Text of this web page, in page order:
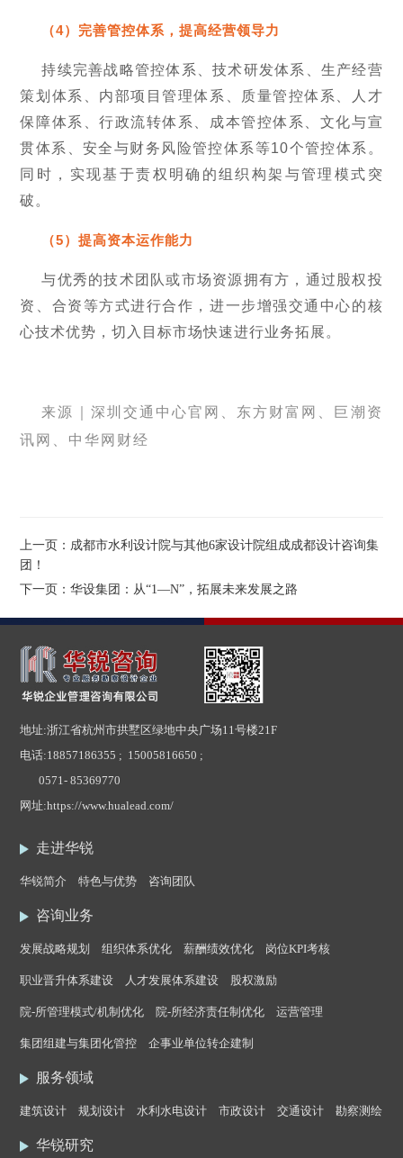
（4）完善管控体系，提高经营领导力
持续完善战略管控体系、技术研发体系、生产经营
策划体系、内部项目管理体系、质量管控体系、人才
保障体系、行政流转体系、成本管控体系、文化与宣
贯体系、安全与财务风险管控体系等10个管控体系。
同时，实现基于责权明确的组织构架与管理模式突
破。
（5）提高资本运作能力
与优秀的技术团队或市场资源拥有方，通过股权投
资、合资等方式进行合作，进一步增强交通中心的核
心技术优势，切入目标市场快速进行业务拓展。
来源｜深圳交通中心官网、东方财富网、巨潮资
讯网、中华网财经
上一页：成都市水利设计院与其他6家设计院组成成都设计咨询集
团！
下一页：华设集团：从“1—N”，拓展未来发展之路
走进华锐
华锐简介 特色与优势 咨询团队
咨询业务
发展战略规划 组织体系优化 薪酬绩效优化 岗位KPI考核
职业晋升体系建设 人才发展体系建设 股权激励
院-所管理模式/机制优化 院-所经济责任制优化 运营管理
集团组建与集团化管控 企事业单位转企建制
服务领域
建筑设计 规划设计 水利水电设计 市政设计 交通设计 勘察测绘
华锐研究
地址:浙江省杭州市拱墅区绿地中央广场11号楼21F
电话:18857186355 ; 15005816650 ;
0571- 85369770
网址:https://www.hualead.com/